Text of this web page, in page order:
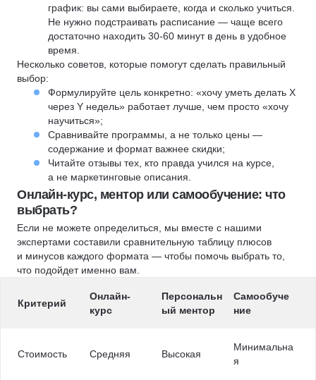
график: вы сами выбираете, когда и сколько учиться.
Не нужно подстраивать расписание — чаще всего
достаточно находить 30-60 минут в день в удобное
время.
Несколько советов, которые помогут сделать правильный
выбор:
Формулируйте цель конкретно: «хочу уметь делать X
через Y недель» работает лучше, чем просто «хочу
научиться»;
Сравнивайте программы, а не только цены —
содержание и формат важнее скидки;
Читайте отзывы тех, кто правда учился на курсе,
а не маркетинговые описания.
Онлайн-курс, ментор или самообучение: что
выбрать?
Если не можете определиться, мы вместе с нашими
экспертами составили сравнительную таблицу плюсов
и минусов каждого формата — чтобы помочь выбрать то,
что подойдет именно вам.
Критерий
Онлайн-
курс
Персональн
ый ментор
Самообуче
ние
Стоимость Средняя Высокая
Минимальна
я